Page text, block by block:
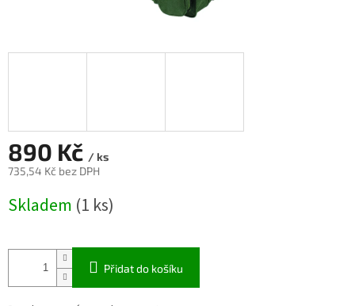
890 Kč / ks
735,54 Kč bez DPH
cena:
Skladem (1 ks)
Přidat do košíku